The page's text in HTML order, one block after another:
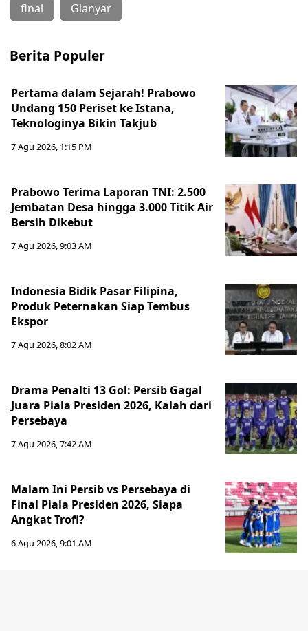
final Gianyar
Berita Populer
Pertama dalam Sejarah! Prabowo
Undang 150 Periset ke Istana,
Teknologinya Bikin Takjub
7 Agu 2026, 1:15 PM
Prabowo Terima Laporan TNI: 2.500
Jembatan Desa hingga 3.000 Titik Air
Bersih Dikebut
7 Agu 2026, 9:03 AM
Indonesia Bidik Pasar Filipina,
Produk Peternakan Siap Tembus
Ekspor
7 Agu 2026, 8:02 AM
Drama Penalti 13 Gol: Persib Gagal
Juara Piala Presiden 2026, Kalah dari
Persebaya
7 Agu 2026, 7:42 AM
Malam Ini Persib vs Persebaya di
Final Piala Presiden 2026, Siapa
Angkat Trofi?
6 Agu 2026, 9:01 AM